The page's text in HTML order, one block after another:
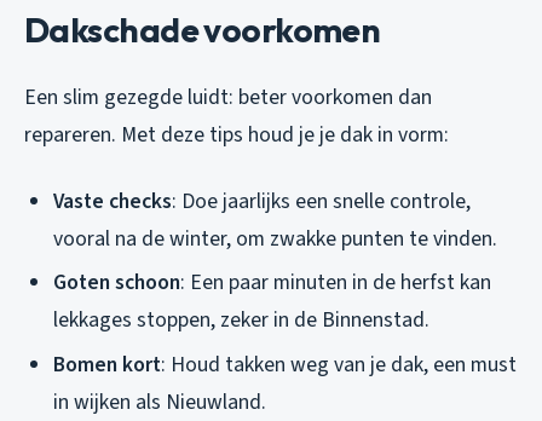
Dakschade voorkomen
Een slim gezegde luidt: beter voorkomen dan
repareren. Met deze tips houd je je dak in vorm:
Vaste checks: Doe jaarlijks een snelle controle,
vooral na de winter, om zwakke punten te vinden.
Goten schoon: Een paar minuten in de herfst kan
lekkages stoppen, zeker in de Binnenstad.
Bomen kort: Houd takken weg van je dak, een must
in wijken als Nieuwland.